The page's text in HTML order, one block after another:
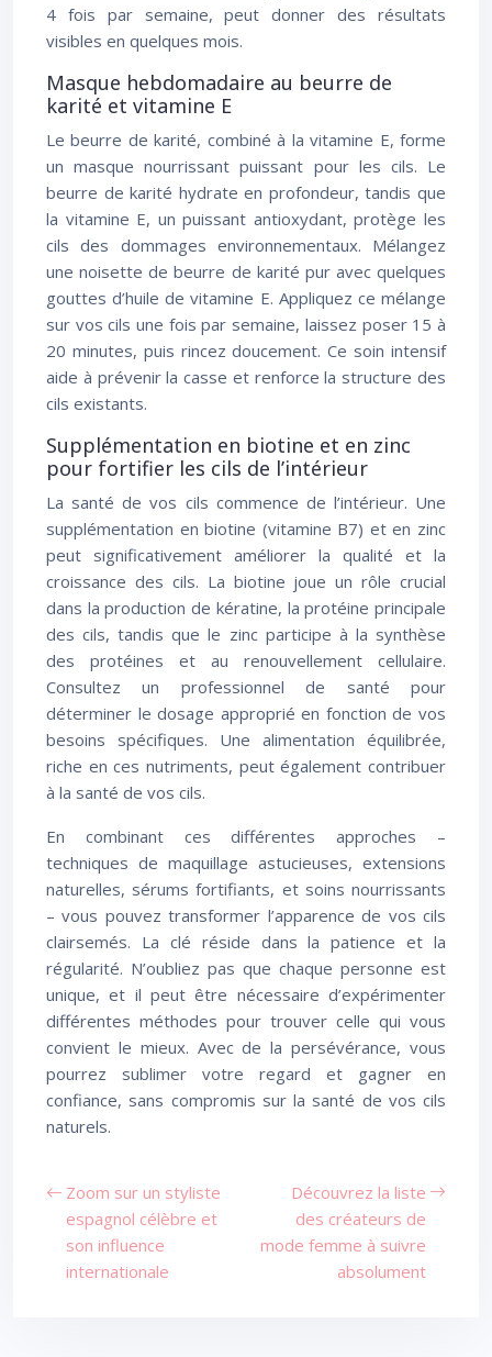
4 fois par semaine, peut donner des résultats
visibles en quelques mois.
Masque hebdomadaire au beurre de
karité et vitamine E
Le beurre de karité, combiné à la vitamine E, forme
un masque nourrissant puissant pour les cils. Le
beurre de karité hydrate en profondeur, tandis que
la vitamine E, un puissant antioxydant, protège les
cils des dommages environnementaux. Mélangez
une noisette de beurre de karité pur avec quelques
gouttes d’huile de vitamine E. Appliquez ce mélange
sur vos cils une fois par semaine, laissez poser 15 à
20 minutes, puis rincez doucement. Ce soin intensif
aide à prévenir la casse et renforce la structure des
cils existants.
Supplémentation en biotine et en zinc
pour fortifier les cils de l’intérieur
La santé de vos cils commence de l’intérieur. Une
supplémentation en biotine (vitamine B7) et en zinc
peut significativement améliorer la qualité et la
croissance des cils. La biotine joue un rôle crucial
dans la production de kératine, la protéine principale
des cils, tandis que le zinc participe à la synthèse
des protéines et au renouvellement cellulaire.
Consultez un professionnel de santé pour
déterminer le dosage approprié en fonction de vos
besoins spécifiques. Une alimentation équilibrée,
riche en ces nutriments, peut également contribuer
à la santé de vos cils.
En combinant ces différentes approches –
techniques de maquillage astucieuses, extensions
naturelles, sérums fortifiants, et soins nourrissants
– vous pouvez transformer l’apparence de vos cils
clairsemés. La clé réside dans la patience et la
régularité. N’oubliez pas que chaque personne est
unique, et il peut être nécessaire d’expérimenter
différentes méthodes pour trouver celle qui vous
convient le mieux. Avec de la persévérance, vous
pourrez sublimer votre regard et gagner en
confiance, sans compromis sur la santé de vos cils
naturels.
Zoom sur un styliste
espagnol célèbre et
son influence
internationale
Découvrez la liste
des créateurs de
mode femme à suivre
absolument